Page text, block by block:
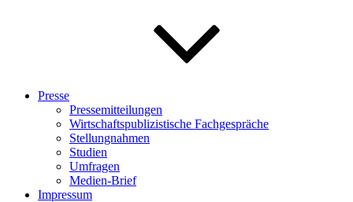
Presse
Pressemitteilungen
Wirtschaftspublizistische Fachgespräche
Stellungnahmen
Studien
Umfragen
Medien-Brief
Impressum